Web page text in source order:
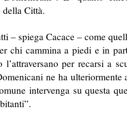
Città.
– spiega Cacace – come
chi cammina a piedi e in
per recarsi a
ne ha ulteriormente
intervenga su questa